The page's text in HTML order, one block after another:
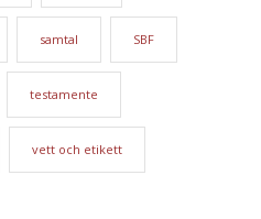
samtal SBF
testamente
vett och etikett